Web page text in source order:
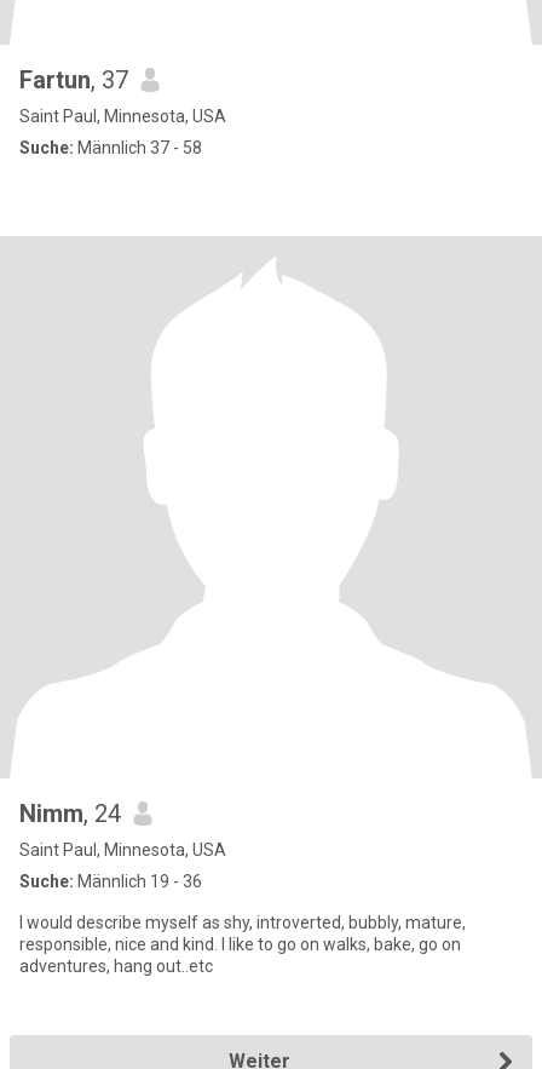
Fartun, 37
Saint Paul, Minnesota, USA
Suche: Männlich 37 - 58
Nimm, 24
Saint Paul, Minnesota, USA
Suche: Männlich 19 - 36
I would describe myself as shy, introverted, bubbly, mature,
responsible, nice and kind. I like to go on walks, bake, go on
adventures, hang out..etc
Weiter